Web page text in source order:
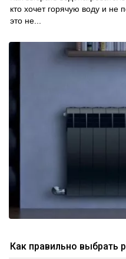
кто хочет горячую воду и не
это не...
Как правильно выбрать